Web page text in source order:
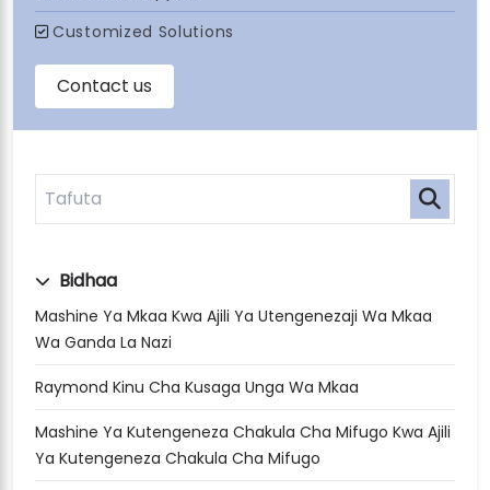
Bidhaa
Mashine Ya Mkaa Kwa Ajili Ya Utengenezaji Wa Mkaa
Wa Ganda La Nazi
Raymond Kinu Cha Kusaga Unga Wa Mkaa
Mashine Ya Kutengeneza Chakula Cha Mifugo Kwa Ajili
Ya Kutengeneza Chakula Cha Mifugo